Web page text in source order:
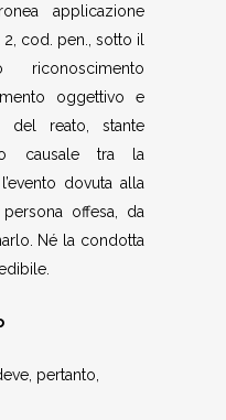
applicazione
cod. pen., sotto il
oggettivo e
del reato, stante
causale tra la
dovuta alla
offesa, da
Né la condotta
pertanto,